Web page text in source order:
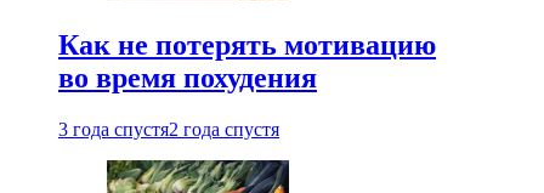
Как не потерять мотивацию
во время похудения
3 года спустя2 года спустя